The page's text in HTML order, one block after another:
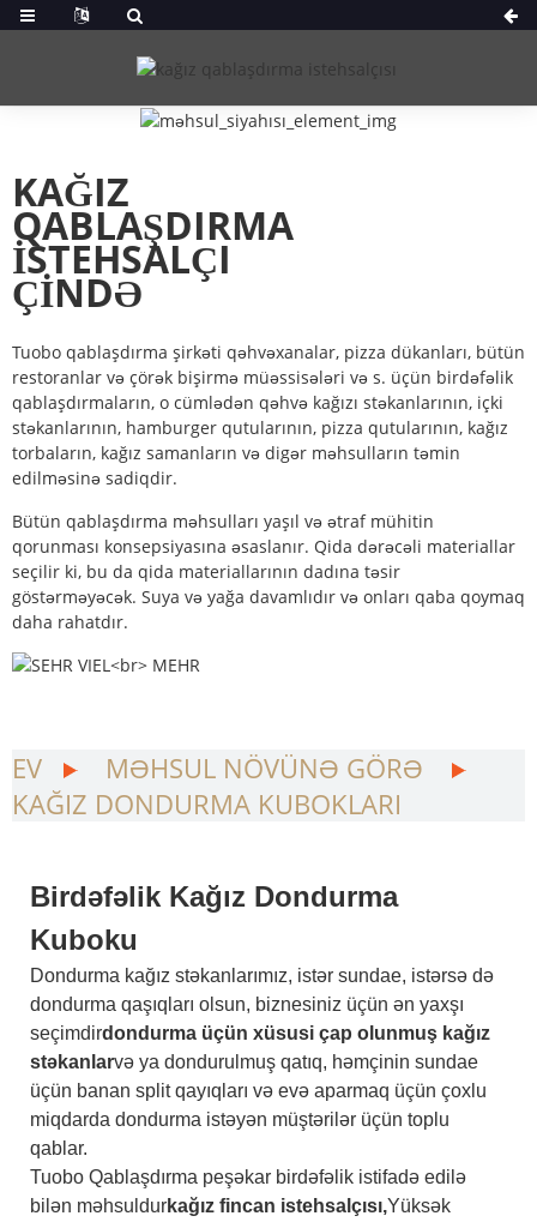
KAĞIZ
QABLAŞDIRMA
İSTEHSALÇI
ÇINDƏ
Tuobo qablaşdırma şirkəti qəhvəxanalar, pizza dükanları, bütün
restoranlar və çörək bişirmə müəssisələri və s. üçün birdəfəlik
qablaşdırmaların, o cümlədən qəhvə kağızı stəkanlarının, içki
stəkanlarının, hamburger qutularının, pizza qutularının, kağız
torbaların, kağız samanların və digər məhsulların təmin
edilməsinə sadiqdir.
Bütün qablaşdırma məhsulları yaşıl və ətraf mühitin
qorunması konsepsiyasına əsaslanır. Qida dərəcəli materiallar
seçilir ki, bu da qida materiallarının dadına təsir
göstərməyəcək. Suya və yağa davamlıdır və onları qaba qoymaq
daha rahatdır.
EV
MƏHSUL NÖVÜNƏ GÖRƏ
KAĞIZ DONDURMA KUBOKLARI
Birdəfəlik Kağız Dondurma
Kuboku
Dondurma kağız stəkanlarımız, istər sundae, istərsə də
dondurma qaşıqları olsun, biznesiniz üçün ən yaxşı
seçimdirdondurma üçün xüsusi çap olunmuş kağız
stəkanlarvə ya dondurulmuş qatıq, həmçinin sundae
üçün banan split qayıqları və evə aparmaq üçün çoxlu
miqdarda dondurma istəyən müştərilər üçün toplu
qablar.
Tuobo Qablaşdırma peşəkar birdəfəlik istifadə edilə
bilən məhsuldurkağız fincan istehsalçısı,Yüksək